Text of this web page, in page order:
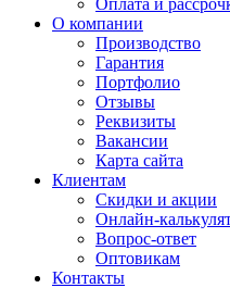
Оплата и
О компании
Производство
Гарантия
Портфолио
Отзывы
Реквизиты
Вакансии
Карта сайта
Клиентам
Скидки и акции
Онлайн-
Вопрос-ответ
Оптовикам
Контакты